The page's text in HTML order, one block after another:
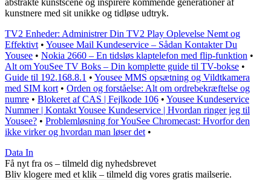
abstrakte kunstscene og inspirere kommende generationer af
kunstnere med sit unikke og tidløse udtryk.
TV2 Enheder: Administrer Din TV2 Play Oplevelse Nemt og
Effektivt • Yousee Mail Kundeservice – Sådan Kontakter Du
Yousee • Nokia 2660 – En tidsløs klaptelefon med flip-funktion •
Alt om YouSee TV Boks – Din komplette guide til TV-bokse •
Guide til 192.168.8.1 • Yousee MMS opsætning og Vildtkamera
med SIM kort • Orden og forståelse: Alt om ordrebekræftelse og
numre • Blokeret af CAS | Fejlkode 106 • Yousee Kundeservice
Nummer | Kontakt Yousee Kundeservice | Hvordan ringer jeg til
Yousee? • Problemløsning for YouSee Chromecast: Hvorfor den
ikke virker og hvordan man løser det •
Data In
Få nyt fra os – tilmeld dig nyhedsbrevet
Bliv klogere med et klik – tilmeld dig vores gratis mailserie.